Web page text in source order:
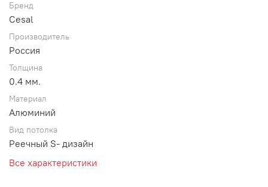
Бренд
Cesal
Производитель
Россия
Толщина
0.4 мм.
Материал
Алюминий
Вид потолка
Реечный S- дизайн
Все характеристики